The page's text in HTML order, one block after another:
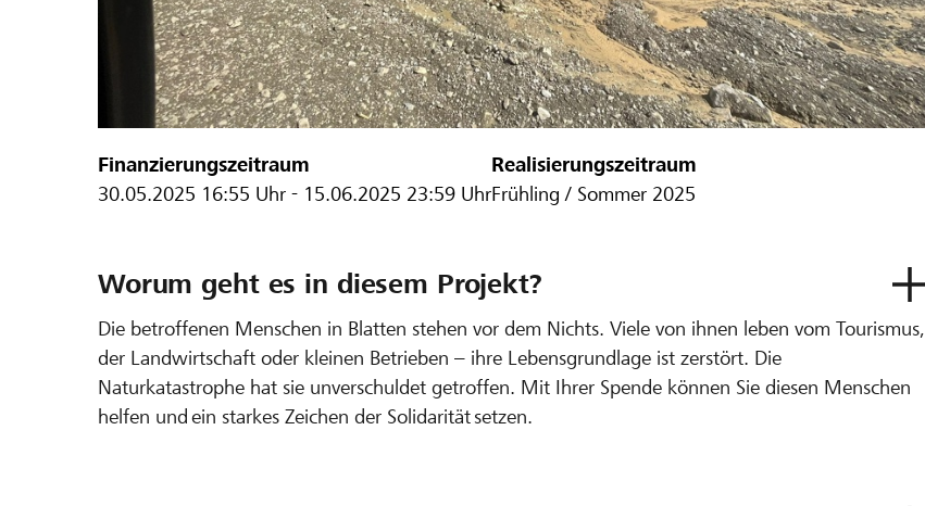
Finanzierungszeitraum
30.05.2025 16:55 Uhr - 15.06.2025 23:59 Uhr
Realisierungszeitraum
Frühling / Sommer 2025
Worum geht es in diesem Projekt?
Die betroffenen Menschen in Blatten stehen vor dem Nichts. Viele von ihnen leben vom Tourismus,
der Landwirtschaft oder kleinen Betrieben – ihre Lebensgrundlage ist zerstört. Die
Naturkatastrophe hat sie unverschuldet getroffen. Mit Ihrer Spende können Sie diesen Menschen
helfen und ein starkes Zeichen der Solidarität setzen.